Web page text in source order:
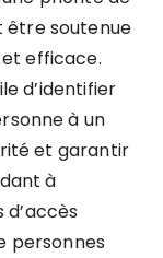
être soutenue
efficace.
d’identifier
à un
et garantir
à
d’accès
personnes